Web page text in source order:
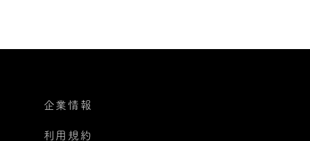
企業情報
利用規約